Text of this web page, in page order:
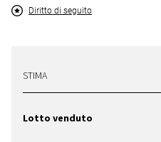
Diritto di seguito
STIMA
Lotto venduto